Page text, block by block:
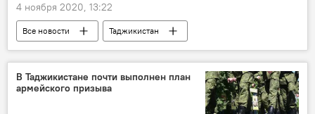
4 ноября 2020, 13:22
Все новости
Таджикистан
Здравоохранение
Новости Худжанда и Согдийской области
смерть известных людей
В Таджикистане почти выполнен план
армейского призыва